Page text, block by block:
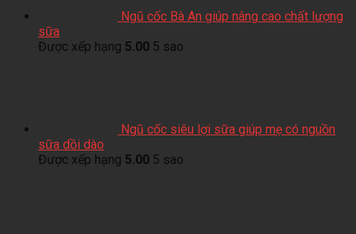
Ngũ cốc Bà An giúp nâng cao chất lượng
sữa
Được xếp hạng 5.00 5 sao
Ngũ cốc siêu lợi sữa giúp mẹ có nguồn
sữa dồi dào
Được xếp hạng 5.00 5 sao